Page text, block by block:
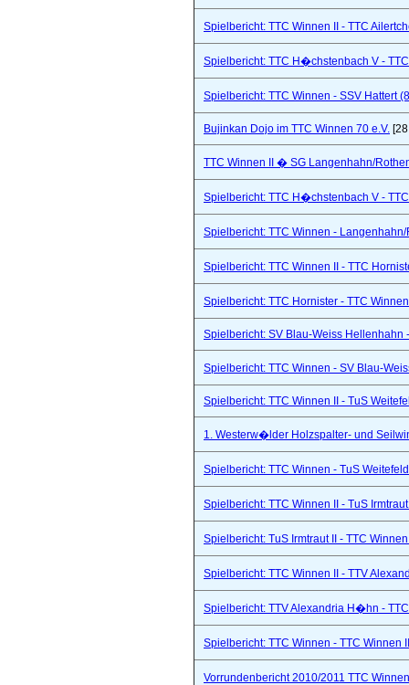
Spielbericht: TTC Winnen II - TTC
Spielbericht: TTC H�chstenbach V -
Spielbericht: TTC Winnen - SSV Hattert
Bujinkan Dojo im TTC Winnen 70 e.V.
TTC Winnen II � SG Langenhahn/
Spielbericht: TTC H�chstenbach V -
Spielbericht: TTC Winnen -
Spielbericht: TTC Winnen II - TTC
Spielbericht: TTC Hornister - TTC
Spielbericht: SV Blau-Weiss Hellenhahn
Spielbericht: TTC Winnen - SV Blau-
Spielbericht: TTC Winnen II - TuS
1. Westerw�lder Holzspalter- und
Spielbericht: TTC Winnen - TuS
Spielbericht: TTC Winnen II - TuS
Spielbericht: TuS Irmtraut II - TTC
Spielbericht: TTC Winnen II - TTV
Spielbericht: TTV Alexandria H�hn -
Spielbericht: TTC Winnen - TTC Winnen
Vorrundenbericht 2010/2011 TTC